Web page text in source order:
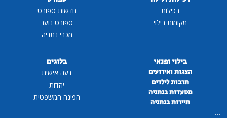
רכילות
מקומות בילוי
חדשות ספורט
ספורט נוער
מכבי נתניה
בילוי ופנאי
הצגות ואירועים
תרבות לילדים
מסעדות בנתניה
תיירות בנתניה
...
בלוגים
דעה אישית
יהדות
הפינה המשפטית